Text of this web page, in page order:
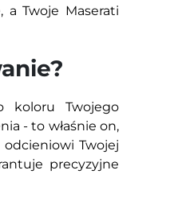
Twoje Maserati
koloru Twojego
- to właśnie on,
Twojej
precyzyjne